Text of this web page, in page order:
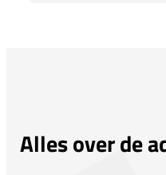
Alles over de